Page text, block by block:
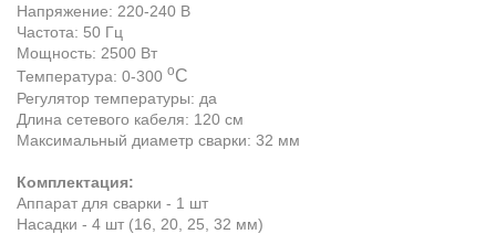
Напряжение: 220-240 В
Частота: 50 Гц
Мощность: 2500 Вт
Температура: 0-300 оС
Регулятор температуры: да
Длина сетевого кабеля: 120 см
Максимальный диаметр сварки: 32 мм
Комплектация:
Аппарат для сварки - 1 шт
Насадки - 4 шт (16, 20, 25, 32 мм)